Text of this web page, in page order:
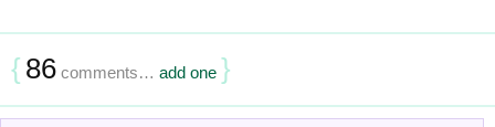
{ 86 comments… add one }